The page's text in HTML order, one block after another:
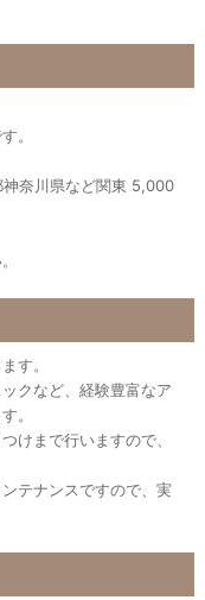
。
奈川県など関東 5,000
す。
クなど、経験豊富なア
。
けまで行いますので、
テナンスですので、実